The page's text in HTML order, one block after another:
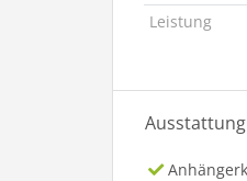
Leistung
Ausstattung